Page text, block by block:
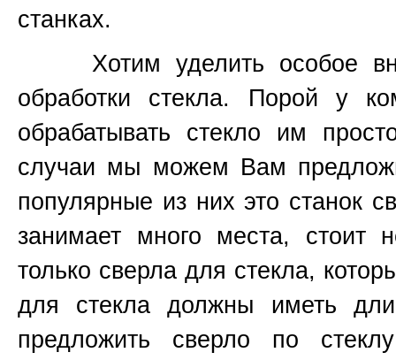
станках.
Хотим уделить особое
обработки стекла. Порой у
обрабатывать стекло им
случаи мы можем Вам
популярные из них это станок
занимает много места, стоит
только сверла для стекла,
для стекла должны иметь
предложить сверло по